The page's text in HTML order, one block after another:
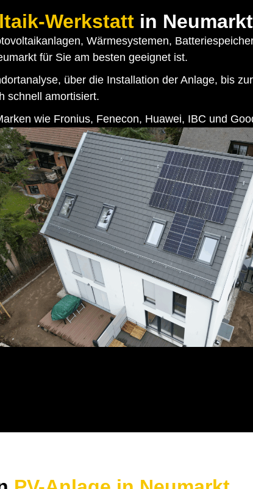
Werkstatt in Neumarkt
Wärmesystemen,
für Sie am besten geeignet ist.
über die Installation der Anlage, bis
schnell amortisiert.
wie Fronius, Fenecon, Huawei, IBC und